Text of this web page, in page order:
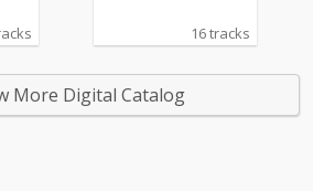
16 tracks
More Digital Catalog